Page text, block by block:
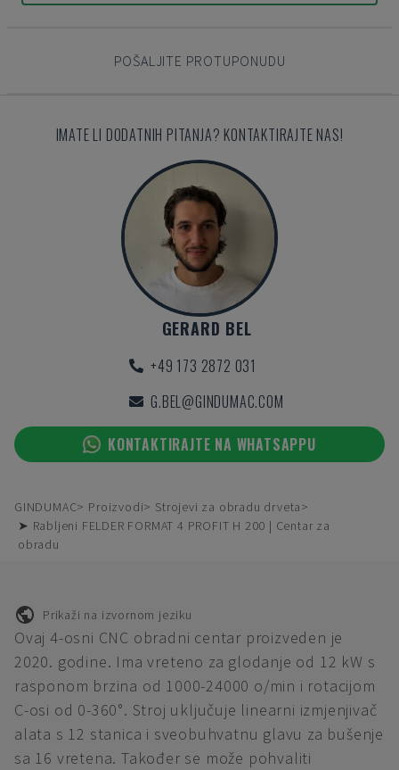
POŠALJITE PROTUPONUDU
IMATE LI DODATNIH PITANJA? KONTAKTIRAJTE NAS!
GERARD BEL
+49 173 2872 031
G.BEL@GINDUMAC.COM
KONTAKTIRAJTE NA WHATSAPPU
GINDUMAC Proizvodi
Strojevi za obradu drveta
➤ Rabljeni FELDER FORMAT 4 PROFIT H 200 | Centar za
obradu
Prikaži na izvornom jeziku
Ovaj 4-osni CNC obradni centar proizveden je
2020. godine. Ima vreteno za glodanje od 12 kW s
rasponom brzina od 1000-24000 o/min i rotacijom
C-osi od 0-360°. Stroj uključuje linearni izmjenjivač
alata s 12 stanica i sveobuhvatnu glavu za bušenje
sa 16 vretena. Također se može pohvaliti